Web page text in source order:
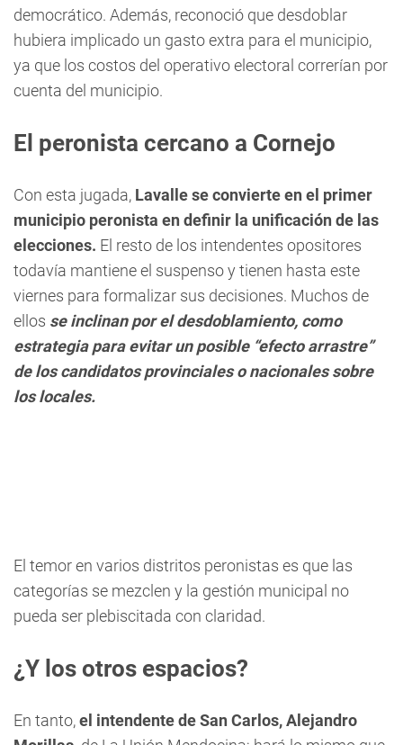
democrático. Además, reconoció que desdoblar
hubiera implicado un gasto extra para el municipio,
ya que los costos del operativo electoral correrían por
cuenta del municipio.
El peronista cercano a Cornejo
Con esta jugada, Lavalle se convierte en el primer
municipio peronista en definir la unificación de las
elecciones. El resto de los intendentes opositores
todavía mantiene el suspenso y tienen hasta este
viernes para formalizar sus decisiones. Muchos de
ellos se inclinan por el desdoblamiento, como
estrategia para evitar un posible “efecto arrastre”
de los candidatos provinciales o nacionales sobre
los locales.
El temor en varios distritos peronistas es que las
categorías se mezclen y la gestión municipal no
pueda ser plebiscitada con claridad.
¿Y los otros espacios?
En tanto,el intendente de San Carlos, Alejandro